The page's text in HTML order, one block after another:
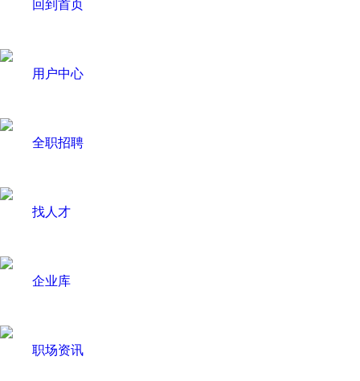
回到首页
用户中心
全职招聘
找人才
企业库
职场资讯